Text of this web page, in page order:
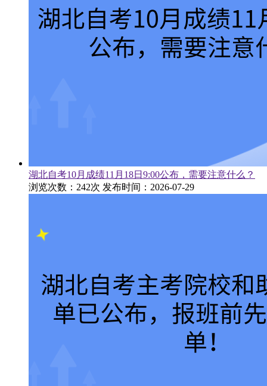
湖北自考10月成绩11月18日9:00公布，需要注意什么？
浏览次数：242次 发布时间：2026-07-29